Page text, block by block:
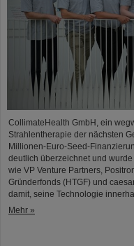
CollimateHealth GmbH, ein
Strahlentherapie der nächsten
Millionen-Euro-Seed-
deutlich überzeichnet und
wie VP Venture Partners,
Gründerfonds (HTGF) und
damit, seine Technologie
Mehr »